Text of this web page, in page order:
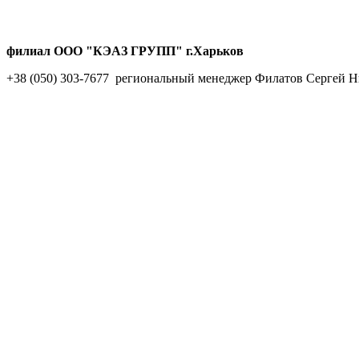
филиал ООО "КЭАЗ ГРУПП" г.Харьков
+38 (050) 303-7677 региональный менеджер Филатов Сергей